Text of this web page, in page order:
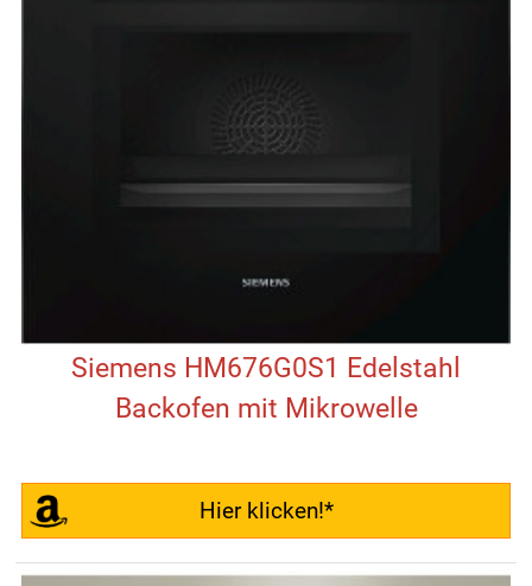
Siemens HM676G0S1 Edelstahl
Backofen mit Mikrowelle
Hier klicken!*